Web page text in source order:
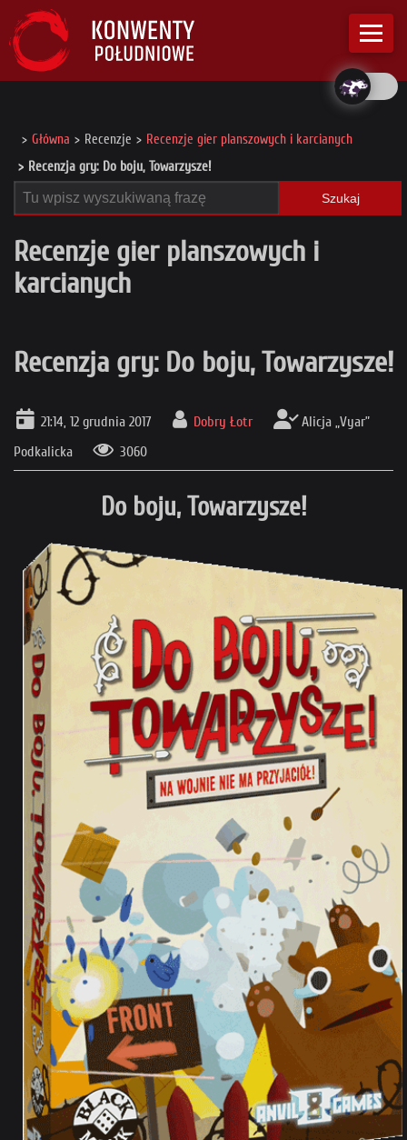
Główna Recenzje
Recenzje gier planszowych i karcianych
Recenzja gry: Do boju, Towarzysze!
Szukaj
Recenzje gier planszowych i
karcianych
Recenzja gry: Do boju, Towarzysze!
21:14, 12 grudnia 2017 Dobry Łotr
Alicja „Vyar”
Podkalicka
3060
Do boju, Towarzysze!